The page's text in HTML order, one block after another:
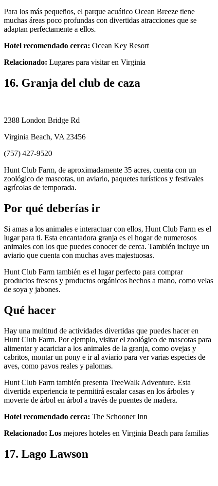
Para los más pequeños, el parque acuático Ocean Breeze tiene
muchas áreas poco profundas con divertidas atracciones que se
adaptan perfectamente a ellos.
Hotel recomendado cerca: Ocean Key Resort
Relacionado: Lugares para visitar en Virginia
16. Granja del club de caza
2388 London Bridge Rd
Virginia Beach, VA 23456
(757) 427-9520
Hunt Club Farm, de aproximadamente 35 acres, cuenta con un
zoológico de mascotas, un aviario, paquetes turísticos y festivales
agrícolas de temporada.
Por qué deberías ir
Si amas a los animales e interactuar con ellos, Hunt Club Farm es el
lugar para ti. Esta encantadora granja es el hogar de numerosos
animales con los que puedes conocer de cerca. También incluye un
aviario que cuenta con muchas aves majestuosas.
Hunt Club Farm también es el lugar perfecto para comprar
productos frescos y productos orgánicos hechos a mano, como velas
de soya y jabones.
Qué hacer
Hay una multitud de actividades divertidas que puedes hacer en
Hunt Club Farm. Por ejemplo, visitar el zoológico de mascotas para
alimentar y acariciar a los animales de la granja, como ovejas y
cabritos, montar un pony e ir al aviario para ver varias especies de
aves, como pavos reales y palomas.
Hunt Club Farm también presenta TreeWalk Adventure. Esta
divertida experiencia te permitirá escalar casas en los árboles y
moverte de árbol en árbol a través de puentes de madera.
Hotel recomendado cerca: The Schooner Inn
Relacionado: Los mejores hoteles en Virginia Beach para familias
17. Lago Lawson